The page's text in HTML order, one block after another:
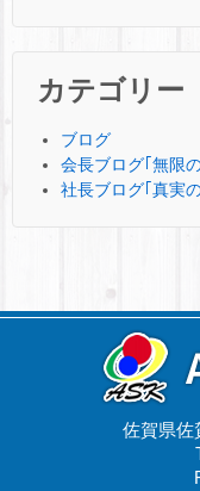
カテゴリー
ブログ
会長ブログ｢無限
社長ブログ｢真実
佐賀県佐